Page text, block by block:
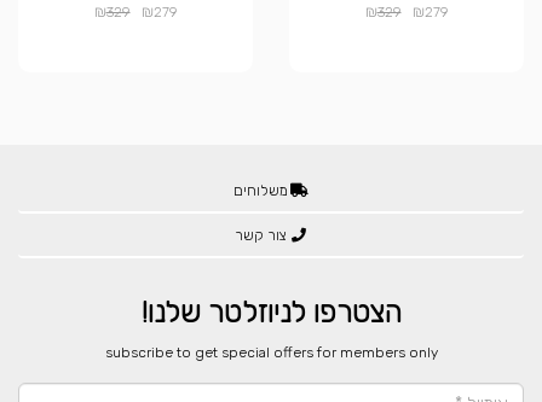
₪279
₪329
₪279
₪329
משלוחים
צור קשר
הצטרפו לניוזלטר שלנו!
​subscribe to get special offers for members only